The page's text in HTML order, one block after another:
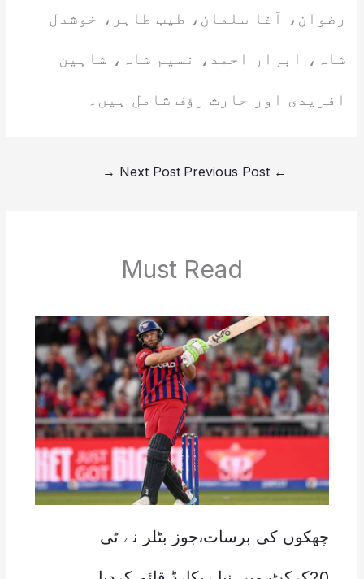
رضوان، آغا سلمان، طیب طاہر، خوشدل
شاہ، ابرار احمد، نسیم شاہ، شاہین
آفریدی اور حارث رؤف شامل ہیں۔
←
Next Post
→
Must Read
چھکوں کی برسات،جوز بٹلر نے ٹی